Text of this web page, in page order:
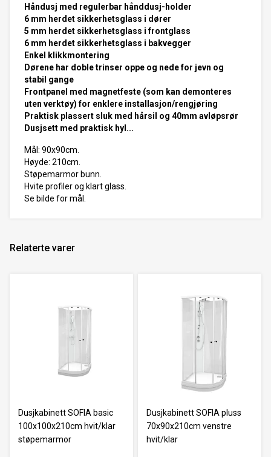
Håndusj med regulerbar hånddusj-holder
6 mm herdet sikkerhetsglass i dører
5 mm herdet sikkerhetsglass i frontglass
6 mm herdet sikkerhetsglass i bakvegger
Enkel klikkmontering
Dørene har doble trinser oppe og nede for jevn og
stabil gange
Frontpanel med magnetfeste (som kan demonteres
uten verktøy) for enklere installasjon/rengjøring
Praktisk plassert sluk med hårsil og 40mm avløpsrør
Dusjsett med praktisk hyl...
Mål: 90x90cm.
Høyde: 210cm.
Støpemarmor bunn.
Hvite profiler og klart glass.
Se bilde for mål.
Relaterte varer
Dusjkabinett SOFIA basic
100x100x210cm hvit/klar
støpemarmor
Dusjkabinett SOFIA pluss
70x90x210cm venstre
hvit/klar